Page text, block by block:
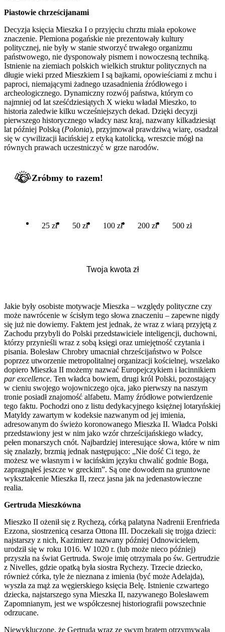
Piastowie chrześcijanami
Decyzja księcia Mieszka I o przyjęciu chrztu miała epokowe
znaczenie. Plemiona pogańskie nie prezentowały kultury
politycznej, nie były w stanie stworzyć trwałego organizmu
państwowego, nie dysponowały pismem i nowoczesną techniką.
Istnienie na ziemiach polskich wielkich struktur politycznych na
długie wieki przed Mieszkiem I są bajkami, opowieściami z mchu i
paproci, niemającymi żadnego uzasadnienia źródłowego i
archeologicznego. Dynamiczny rozwój państwa, którym co
najmniej od lat sześćdziesiątych X wieku władał Mieszko, to
historia zaledwie kilku wcześniejszych dekad. Dzięki decyzji
pierwszego historycznego władcy nasz kraj, nazwany kilkadziesiąt
lat później Polską (Polonia), przyjmował prawdziwą wiarę, osadzał
się w cywilizacji łacińskiej z etyką katolicką, wreszcie mógł na
równych prawach uczestniczyć w grze narodów.
Zróbmy to razem!
25 zł 50 zł 100 zł 200 zł 500 zł
Jakie były osobiste motywacje Mieszka – względy polityczne czy
może nawrócenie w ścisłym tego słowa znaczeniu – zapewne nigdy
się już nie dowiemy. Faktem jest jednak, że wraz z wiarą przyjętą z
Zachodu przybyli do Polski przedstawiciele inteligencji, duchowni,
którzy przynieśli wraz z sobą księgi oraz umiejętność czytania i
pisania. Bolesław Chrobry umacniał chrześcijaństwo w Polsce
poprzez utworzenie metropolitalnej organizacji kościelnej, wszelako
dopiero Mieszka II możemy nazwać Europejczykiem i łacinnikiem
par excellence. Ten władca bowiem, drugi król Polski, pozostający
w cieniu swojego wojowniczego ojca, jako pierwszy na naszym
tronie posiadł znajomość alfabetu. Mamy źródłowe potwierdzenie
tego faktu. Pochodzi ono z listu dedykacyjnego księżnej lotaryńskiej
Matyldy zawartym w kodeksie nazwanym od jej imienia,
adresowanym do świeżo koronowanego Mieszka II. Władca Polski
przedstawiony jest w nim jako wzór chrześcijańskiego władcy,
pełen monarszych cnót. Najbardziej interesujące słowa, które w nim
się znalazły, brzmią jednak następująco: „Nie dość Ci tego, że
możesz we własnym i w łacińskim języku chwalić godnie Boga,
zapragnąłeś jeszcze w greckim”. Są one dowodem na gruntowne
wykształcenie Mieszka II, rzecz jasna jak na jedenastowieczne
realia.
Gertruda Mieszkówna
Mieszko II ożenił się z Rychezą, córką palatyna Nadrenii Erenfrieda
Ezzona, siostrzenicą cesarza Ottona III. Doczekali się trojga dzieci:
najstarszy z nich, Kazimierz nazwany później Odnowicielem,
urodził się w roku 1016. W 1020 r. (lub może nieco później)
przyszła na świat Gertruda. Swoje imię otrzymała po św. Gertrudzie
z Nivelles, gdzie opatką była siostra Rychezy. Trzecie dziecko,
również córka, tyle że nieznana z imienia (być może Adelajda),
wyszła za mąż za węgierskiego księcia Belę. Istnienie czwartego
dziecka, najstarszego syna Mieszka II, nazywanego Bolesławem
Zapomnianym, jest we współczesnej historiografii powszechnie
odrzucane.
Niewykluczone, że Gertruda wraz ze swym bratem otrzymywała